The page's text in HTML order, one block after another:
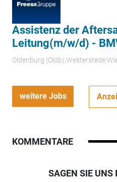
Assistenz der
Leitung(m/w/d) -
Oldenburg
weitere Jobs
KOMMENTARE
SAGEN SIE UNS